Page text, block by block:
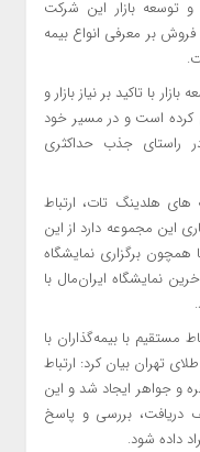
و توسعه بازار این شرکت
فروش بر معرفی انواع بیمه
با تاکید بر نیاز بازار و
کرده است و در مسیر خود
راستای جذب حداکثری
هلدینگ تات، ارتباط
این مجموعه دارد از این
برگزاری نمایشگاه
نمایشگاه ایران‌مال با
مستقیم با بیمه‌گذاران با
تهران بیان کرد: ارتباط
و جواهر ایجاد شد و این
دریافت، بررسی و پاسخ
داده شود.